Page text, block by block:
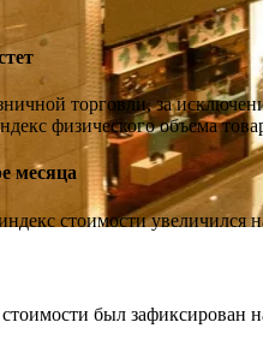
торговли, за
физического объема
месяца
стоимости
был зафиксирован